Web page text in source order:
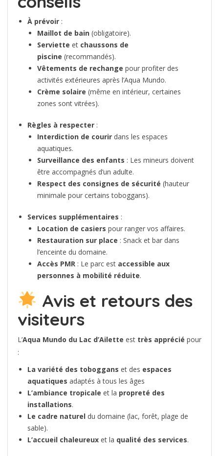
À prévoir :
Maillot de bain (obligatoire).
Serviette et chaussons de
piscine (recommandés).
Vêtements de rechange pour profiter des
activités extérieures après l’Aqua Mundo.
Crème solaire (même en intérieur, certaines
zones sont vitrées).
Règles à respecter :
Interdiction de courir dans les espaces
aquatiques.
Surveillance des enfants : Les mineurs doivent
être accompagnés d’un adulte.
Respect des consignes de sécurité (hauteur
minimale pour certains toboggans).
Services supplémentaires :
Location de casiers pour ranger vos affaires.
Restauration sur place : Snack et bar dans
l’enceinte du domaine.
Accès PMR : Le parc est accessible aux
personnes à mobilité réduite.
Avis et retours des
visiteurs
L’Aqua Mundo du Lac d’Ailette est très apprécié pour
:
La variété des toboggans et des espaces
aquatiques adaptés à tous les âges
L’ambiance tropicale et la propreté des
installations.
Le cadre naturel du domaine (lac, forêt, plage de
sable).
L’accueil chaleureux et la qualité des services.